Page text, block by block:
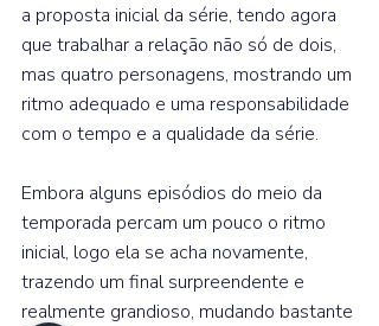
a proposta inicial da série, tendo agora
que trabalhar a relação não só de dois,
mas quatro personagens, mostrando um
ritmo adequado e uma responsabilidade
com o tempo e a qualidade da série.⁣
Embora alguns episódios do meio da
temporada percam um pouco o ritmo
inicial, logo ela se acha novamente,
trazendo um final surpreendente e
realmente grandioso, mudando bastante